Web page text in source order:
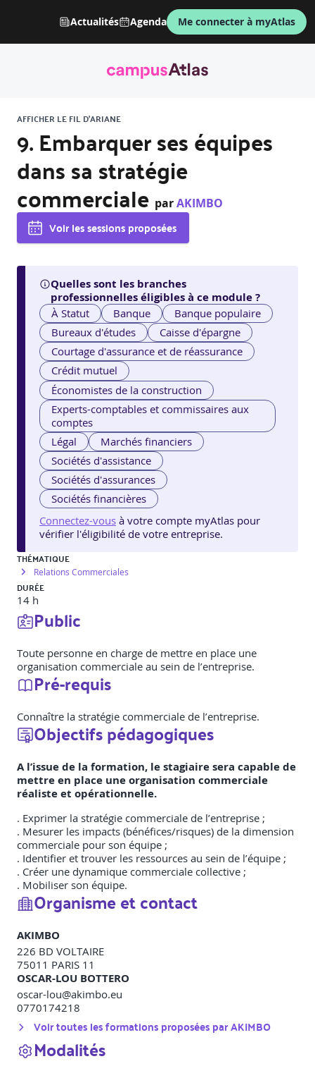
Actualités Agenda Me connecter à myAtlas
AFFICHER LE FIL D'ARIANE
9. Embarquer ses équipes
dans sa stratégie
commerciale parAKIMBO
Voir les sessions proposées
Quelles sont les branches
professionnelles éligibles à ce module ?
À Statut Banque
Banque populaire
Bureaux d'études
Caisse d'épargne
Courtage d'assurance et de réassurance
Crédit mutuel
Économistes de la construction
Experts-comptables et commissaires aux
comptes
Légal
Marchés financiers
Sociétés d'assistance
Sociétés d'assurances
Sociétés financières
Connectez-vous à votre compte myAtlas pour
vérifier l'éligibilité de votre entreprise.
THÉMATIQUE
Relations Commerciales
DURÉE
14 h
Public
Toute personne en charge de mettre en place une
organisation commerciale au sein de l’entreprise.
Pré-requis
Connaître la stratégie commerciale de l’entreprise.
Objectifs pédagogiques
A l’issue de la formation, le stagiaire sera capable de
mettre en place une organisation commerciale
réaliste et opérationnelle.
. Exprimer la stratégie commerciale de l’entreprise ;
. Mesurer les impacts (bénéfices/risques) de la dimension
commerciale pour son équipe ;
. Identifier et trouver les ressources au sein de l’équipe ;
. Créer une dynamique commerciale collective ;
. Mobiliser son équipe.
Organisme et contact
AKIMBO
226 BD VOLTAIRE
75011 PARIS 11
OSCAR-LOU BOTTERO
oscar-lou@akimbo.eu
0770174218
Voir toutes les formations proposées parAKIMBO
Modalités